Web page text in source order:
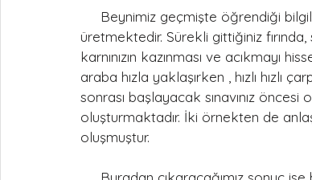
üretmektedir. Sürekli gittiğiniz
karnınızın kazınması ve acıkmayı
araba hızla yaklaşırken , hızlı hızlı
sonrası başlayacak sınavınız öncesi
oluşturmaktadır. İki örnekten de
oluşmuştur.